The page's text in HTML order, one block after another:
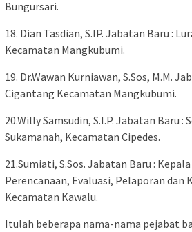
Bungursari.
18. Dian Tasdian, S.IP. Jabatan Baru :
Kecamatan Mangkubumi.
19. Dr.Wawan Kurniawan, S.Sos, M.M.
Cigantang Kecamatan Mangkubumi.
20.Willy Samsudin, S.I.P. Jabatan Baru :
Sukamanah, Kecamatan Cipedes.
21.Sumiati, S.Sos. Jabatan Baru :
Perencanaan, Evaluasi, Pelaporan dan
Kecamatan Kawalu.
Itulah beberapa nama-nama pejabat